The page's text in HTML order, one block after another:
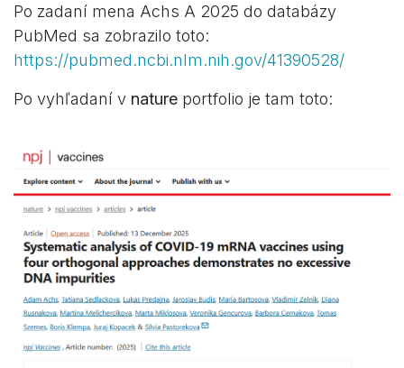
Po zadaní mena Achs A 2025 do databázy
PubMed sa zobrazilo toto:
https://pubmed.ncbi.nlm.nih.gov/41390528/
Po vyhľadaní v nature portfolio je tam toto: